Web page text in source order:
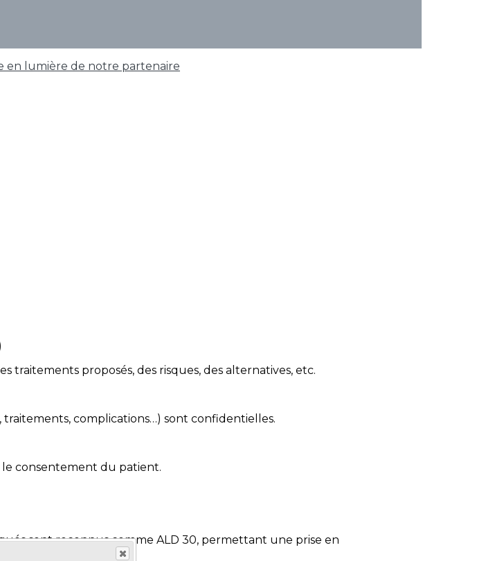
en lumière de notre partenaire
traitements proposés, des risques, des alternatives, etc.
complications…) sont confidentielles.
consentement du patient.
sont reconnus comme ALD 30, permettant une prise en
examens).